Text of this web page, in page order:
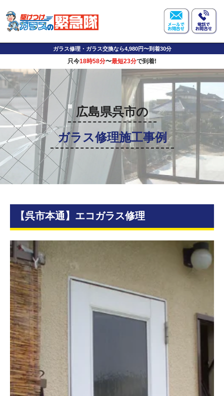
ガラス修理・ガラス交換なら4,980円〜到着30分
只今18時58分〜最短23分で到着!
広島県呉市の
ガラス修理施工事例
【呉市本通】エコガラス修理